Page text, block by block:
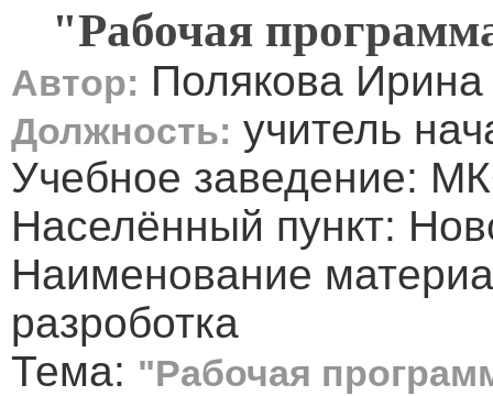
"Рабочая
Автор: Полякова
Должность: учитель
Учебное заведение:
Населённый пункт:
Наименование
разроботка
Тема: "Рабочая